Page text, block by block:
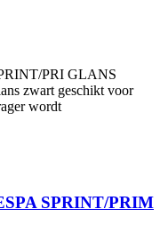
PRI GLANS
zwart geschikt voor
wordt
SPRINT/PRIM